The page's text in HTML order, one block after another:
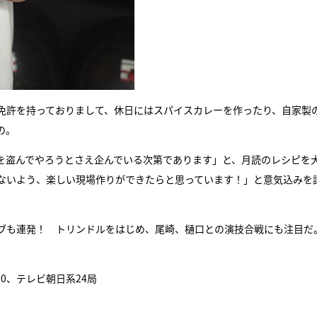
を持っておりまして、休日にはスパイスカレーを作ったり、自家製
んでやろうとさえ企んでいる次第であります」と、月読のレシピを
よう、楽しい現場作りができたらと思っています！」と意気込みを
連発！ トリンドルをはじめ、尾崎、樋口との演技合戦にも注目だ。
、テレビ朝日系24局